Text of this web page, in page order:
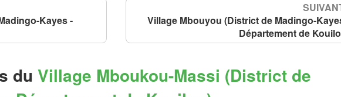
Kayes -
Village Mbouyou (District de Madingo-
Département de
duVillage Mboukou-Massi (District de